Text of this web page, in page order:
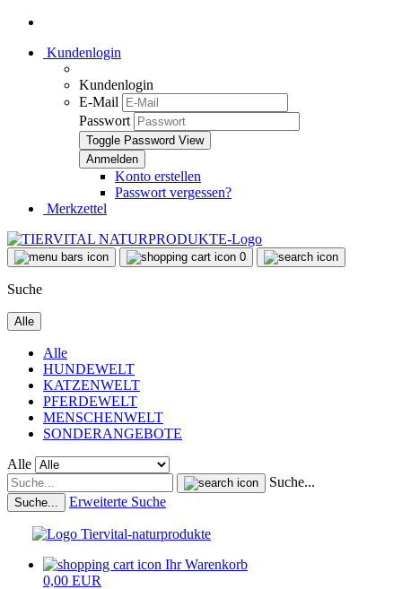
Kundenlogin
Kundenlogin
E-Mail
Passwort
Toggle Password View
Konto erstellen
Passwort vergessen?
Merkzettel
0
Suche
Alle
Alle
HUNDEWELT
KATZENWELT
PFERDEWELT
MENSCHENWELT
SONDERANGEBOTE
Alle
Suche...
Suche... Erweiterte Suche
Ihr Warenkorb
0,00 EUR